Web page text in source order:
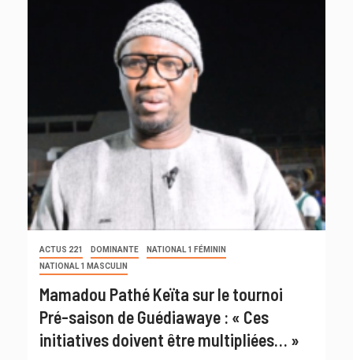
ACTUS 221 DOMINANTE
NATIONAL 1 FÉMININ
NATIONAL 1 MASCULIN
Mamadou Pathé Keïta sur le tournoi
Pré-saison de Guédiawaye : « Ces
initiatives doivent être multipliées… »